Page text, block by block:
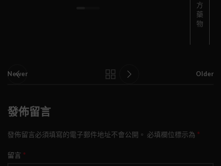
方
藥
物
Newer Older
發佈留言
發佈留言必須填寫的電子郵件地址不會公開。 必填欄位標示為 *
留言 *